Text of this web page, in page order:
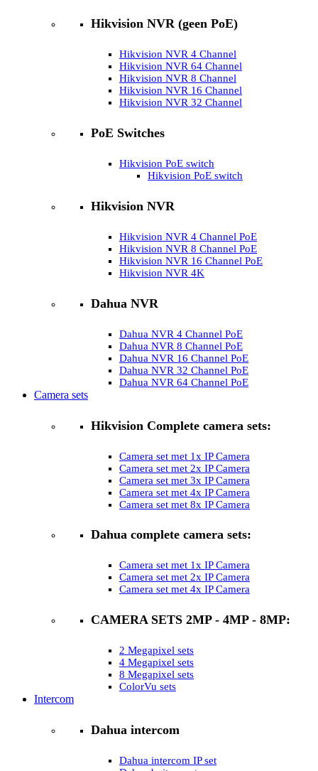
Hikvision NVR (geen PoE)
Hikvision NVR 4 Channel
Hikvision NVR 64 Channel
Hikvision NVR 8 Channel
Hikvision NVR 16 Channel
Hikvision NVR 32 Channel
PoE Switches
Hikvision PoE switch
Hikvision PoE switch
Hikvision NVR
Hikvision NVR 4 Channel PoE
Hikvision NVR 8 Channel PoE
Hikvision NVR 16 Channel PoE
Hikvision NVR 4K
Dahua NVR
Dahua NVR 4 Channel PoE
Dahua NVR 8 Channel PoE
Dahua NVR 16 Channel PoE
Dahua NVR 32 Channel PoE
Dahua NVR 64 Channel PoE
Camera sets
Hikvision Complete camera sets:
Camera set met 1x IP Camera
Camera set met 2x IP Camera
Camera set met 3x IP Camera
Camera set met 4x IP Camera
Camera set met 8x IP Camera
Dahua complete camera sets:
Camera set met 1x IP Camera
Camera set met 2x IP Camera
Camera set met 4x IP Camera
CAMERA SETS 2MP - 4MP - 8MP:
2 Megapixel sets
4 Megapixel sets
8 Megapixel sets
ColorVu sets
Intercom
Dahua intercom
Dahua intercom IP set